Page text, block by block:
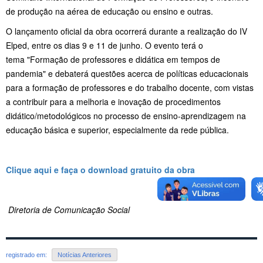
de produção na aérea de educação ou ensino e outras.
O lançamento oficial da obra ocorrerá durante a realização do IV
Elped, entre os dias 9 e 11 de junho. O evento terá o
tema "Formação de professores e didática em tempos de
pandemia" e debaterá questões acerca de políticas educacionais
para a formação de professores e do trabalho docente, com vistas
a contribuir para a melhoria e inovação de procedimentos
didático/metodológicos no processo de ensino-aprendizagem na
educação básica e superior, especialmente da rede pública.
Clique aqui e faça o download gratuito da obra
Diretoria de Comunicação Social
registrado em: Notícias Anteriores